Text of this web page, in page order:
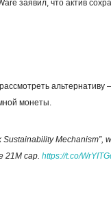
заявил, что актив
монеты.
Mechanism”,
21M cap. https://t.co/